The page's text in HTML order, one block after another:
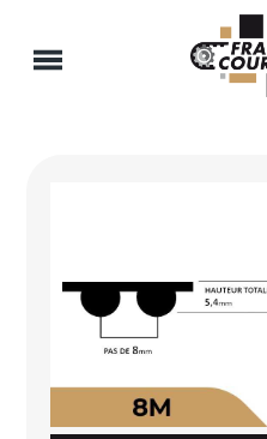
Panneau de gestion des